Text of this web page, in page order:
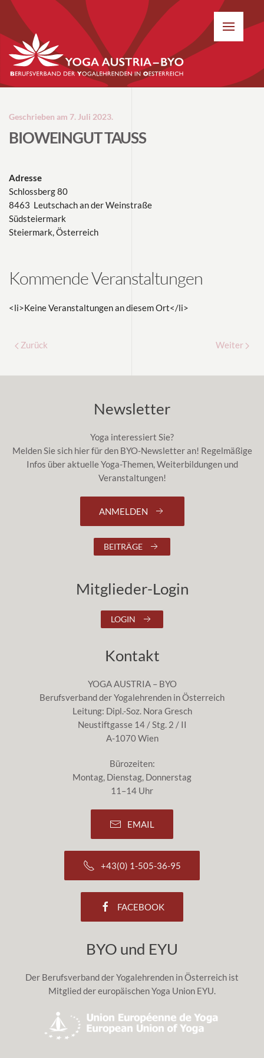
Geschrieben am 7. Juli 2023.
BIOWEINGUT TAUSS
Adresse
Schlossberg 80
8463 Leutschach an der Weinstraße
Südsteiermark
Steiermark, Österreich
Kommende Veranstaltungen
<li>Keine Veranstaltungen an diesem Ort</li>
Zurück Weiter
Newsletter
Yoga interessiert Sie?
Melden Sie sich hier für den BYO-Newsletter an! Regelmäßige
Infos über aktuelle Yoga-Themen, Weiterbildungen und
Veranstaltungen!
ANMELDEN
BEITRÄGE
Mitglieder-Login
LOGIN
Kontakt
YOGA AUSTRIA – BYO
Berufsverband der Yogalehrenden in Österreich
Leitung: Dipl.-Soz. Nora Gresch
Neustiftgasse 14 / Stg. 2 / II
A-1070 Wien
Bürozeiten:
Montag, Dienstag, Donnerstag
11–14 Uhr
EMAIL
+43(0) 1-505-36-95
FACEBOOK
BYO und EYU
Der Berufsverband der Yogalehrenden in Österreich ist
Mitglied der europäischen Yoga Union EYU.